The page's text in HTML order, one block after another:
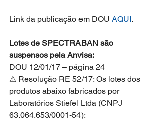
Link da publicação em DOU AQUI.
Lotes de SPECTRABAN são
suspensos pela Anvisa:
DOU 12/01/17 – página 24
⚠ Resolução RE 52/17: Os lotes dos
produtos abaixo fabricados por
Laboratórios Stiefel Ltda (CNPJ
63.064.653/0001-54):